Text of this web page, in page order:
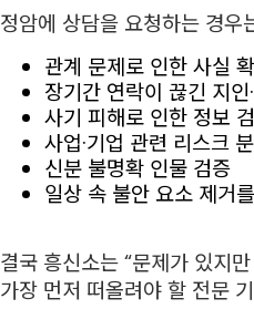
정암에 상담을 요청하는 경우
관계 문제로 인한 사실
장기간 연락이 끊긴 지인
사기 피해로 인한 정보
사업·기업 관련 리스크
신분 불명확 인물 검증
일상 속 불안 요소 제거
결국 흥신소는 “문제가 있지
가장 먼저 떠올려야 할 전문